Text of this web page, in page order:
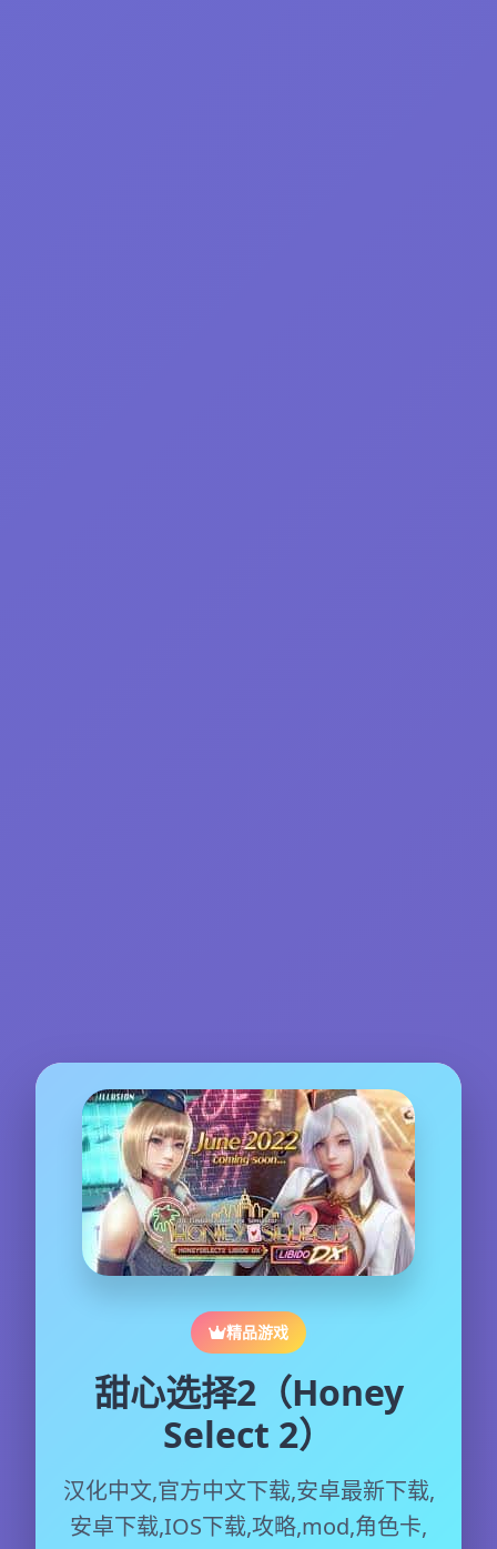
精品游戏
甜心选择2（Honey
Select 2）
汉化中文,官方中文下载,安卓最新下载,
安卓下载,IOS下载,攻略,mod,角色卡,